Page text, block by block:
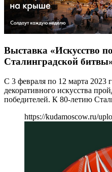
Выставка «Искусство
Сталинградской
С 3 февраля по 12 марта 2023
декоративного искусства
победителей. К 80-летию
https://kudamoscow.ru/